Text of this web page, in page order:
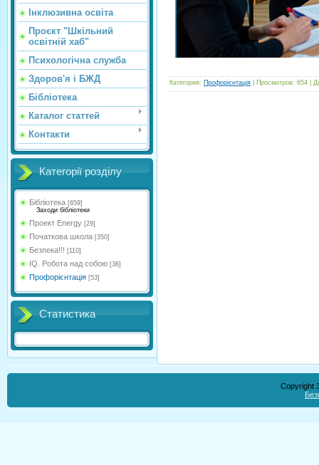
Інклюзивна освіта
Проєкт "Шкільний
освітній хаб"
Психологічна служба
Здоров'я і БЖД
Бібліотека
Каталог статтей
Контакти
Категорії розділу
Бібліотека [659]
Заходи бібліотеки
Проект Energy [29]
Початкова школа [350]
Безпека!!! [110]
IQ. Робота над собою [36]
Профорієнтація [53]
Статистика
Категория: Профорієнтація Просмотров: 654
Copyright